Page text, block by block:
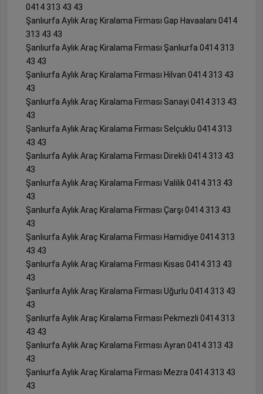
0414 313 43 43
Şanlıurfa Aylık Araç Kiralama Firması Gap Havaalanı 0414
313 43 43
Şanlıurfa Aylık Araç Kiralama Firması Şanlıurfa 0414 313
43 43
Şanlıurfa Aylık Araç Kiralama Firması Hilvan 0414 313 43
43
Şanlıurfa Aylık Araç Kiralama Firması Sanayi 0414 313 43
43
Şanlıurfa Aylık Araç Kiralama Firması Selçuklu 0414 313
43 43
Şanlıurfa Aylık Araç Kiralama Firması Direkli 0414 313 43
43
Şanlıurfa Aylık Araç Kiralama Firması Valilik 0414 313 43
43
Şanlıurfa Aylık Araç Kiralama Firması Çarşı 0414 313 43
43
Şanlıurfa Aylık Araç Kiralama Firması Hamidiye 0414 313
43 43
Şanlıurfa Aylık Araç Kiralama Firması Kısas 0414 313 43
43
Şanlıurfa Aylık Araç Kiralama Firması Uğurlu 0414 313 43
43
Şanlıurfa Aylık Araç Kiralama Firması Pekmezli 0414 313
43 43
Şanlıurfa Aylık Araç Kiralama Firması Ayran 0414 313 43
43
Şanlıurfa Aylık Araç Kiralama Firması Mezra 0414 313 43
43